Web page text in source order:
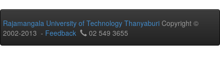
Rajamangala University of Technology Thanyaburi Copyright ©
2002-2013 - Feedback 02 549 3655